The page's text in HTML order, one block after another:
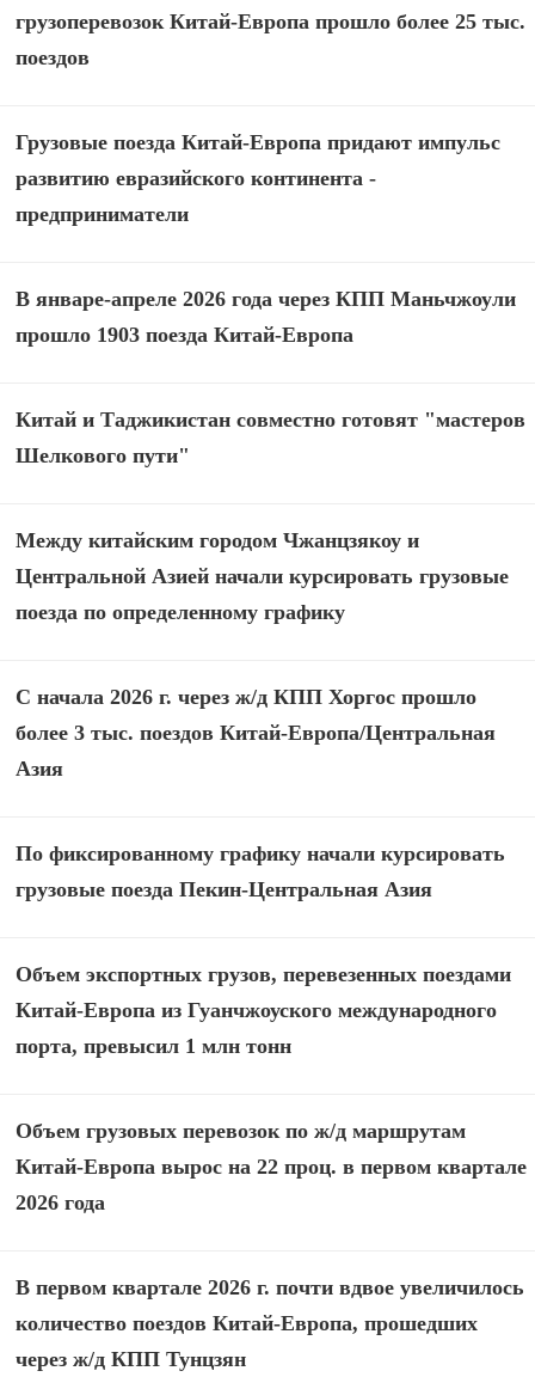
грузоперевозок Китай-Европа прошло более 25 тыс.
поездов
Грузовые поезда Китай-Европа придают импульс
развитию евразийского континента -
предприниматели
В январе-апреле 2026 года через КПП Маньчжоули
прошло 1903 поезда Китай-Европа
Китай и Таджикистан совместно готовят "мастеров
Шелкового пути"
Между китайским городом Чжанцзякоу и
Центральной Азией начали курсировать грузовые
поезда по определенному графику
С начала 2026 г. через ж/д КПП Хоргос прошло
более 3 тыс. поездов Китай-Европа/Центральная
Азия
По фиксированному графику начали курсировать
грузовые поезда Пекин-Центральная Азия
Объем экспортных грузов, перевезенных поездами
Китай-Европа из Гуанчжоуского международного
порта, превысил 1 млн тонн
Объем грузовых перевозок по ж/д маршрутам
Китай-Европа вырос на 22 проц. в первом квартале
2026 года
В первом квартале 2026 г. почти вдвое увеличилось
количество поездов Китай-Европа, прошедших
через ж/д КПП Тунцзян